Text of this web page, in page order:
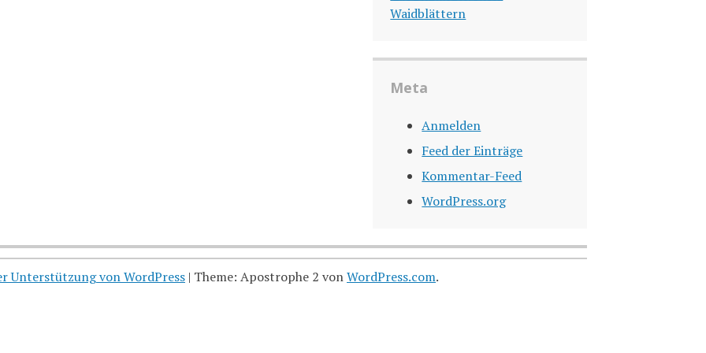
Waidblättern
Meta
Anmelden
Feed der Einträge
Kommentar-Feed
WordPress.org
Unterstützung von WordPress | Theme: Apostrophe 2 vonWordPress.com.